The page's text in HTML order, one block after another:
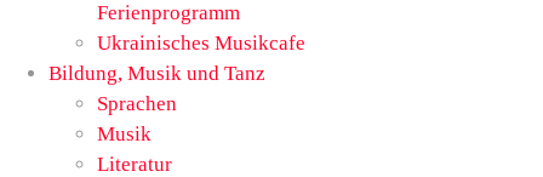
Ferienprogramm
Ukrainisches Musikcafe
Bildung, Musik und Tanz
Sprachen
Musik
Literatur